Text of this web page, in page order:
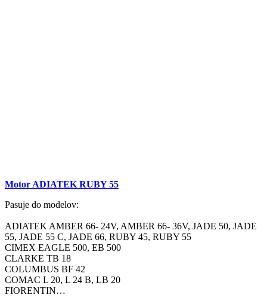
Motor ADIATEK RUBY 55
Pasuje do modelov:
ADIATEK AMBER 66- 24V, AMBER 66- 36V, JADE 50, JADE
55, JADE 55 C, JADE 66, RUBY 45, RUBY 55
CIMEX EAGLE 500, EB 500
CLARKE TB 18
COLUMBUS BF 42
COMAC L 20, L 24 B, LB 20
FIORENTIN…